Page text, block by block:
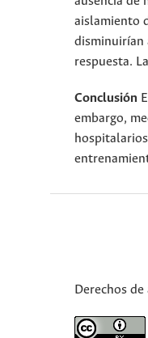
aislamiento
disminuirían
respuesta.
Conclusión
embargo,
Derechos